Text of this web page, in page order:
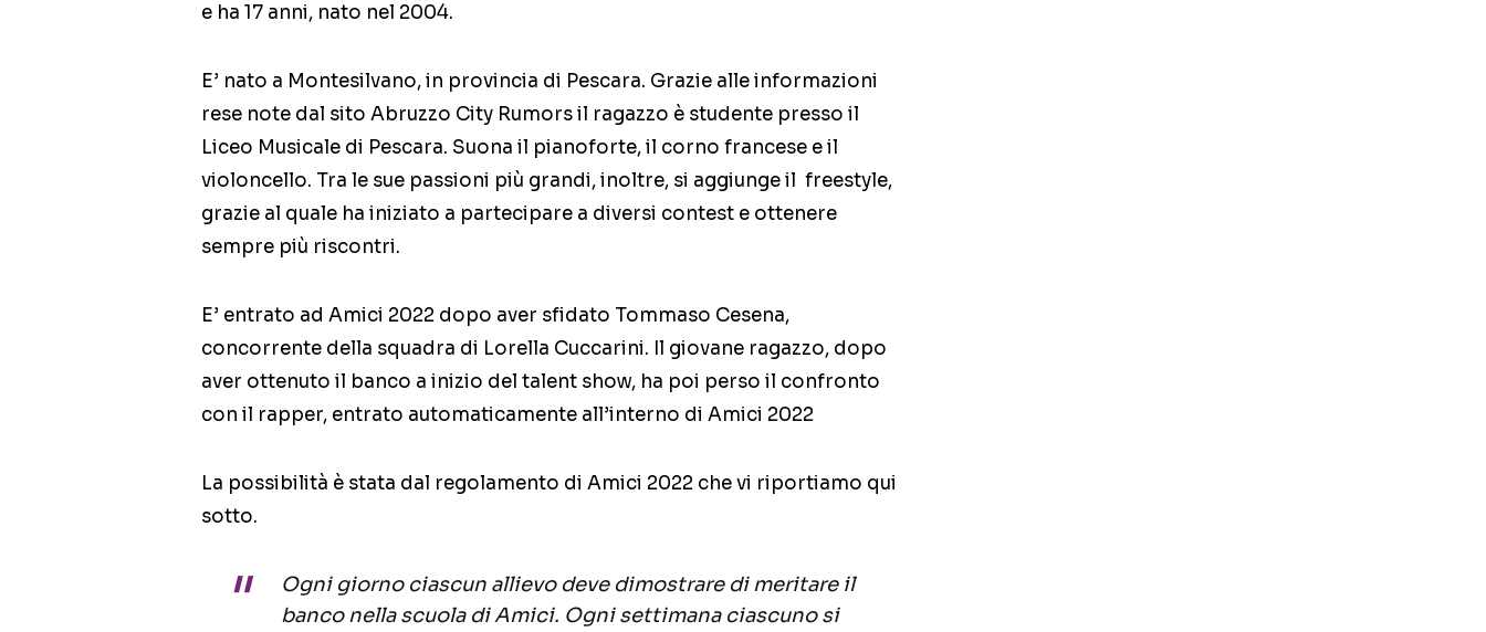
e ha 17 anni, nato nel 2004.
E’ nato a Montesilvano, in provincia di Pescara. Grazie alle informazioni
rese note dal sito Abruzzo City Rumors il ragazzo è studente presso il
Liceo Musicale di Pescara. Suona il pianoforte, il corno francese e il
violoncello. Tra le sue passioni più grandi, inoltre, si aggiunge il freestyle,
grazie al quale ha iniziato a partecipare a diversi contest e ottenere
sempre più riscontri.
E’ entrato ad Amici 2022 dopo aver sfidato Tommaso Cesena,
concorrente della squadra di Lorella Cuccarini. Il giovane ragazzo, dopo
aver ottenuto il banco a inizio del talent show, ha poi perso il confronto
con il rapper, entrato automaticamente all’interno di Amici 2022
La possibilità è stata dal regolamento di Amici 2022 che vi riportiamo qui
sotto.
Ogni giorno ciascun allievo deve dimostrare di meritare il
banco nella scuola di Amici. Ogni settimana ciascuno si